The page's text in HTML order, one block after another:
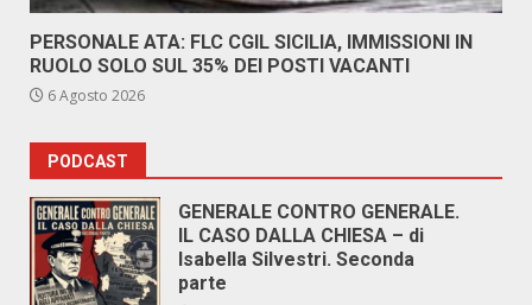
PERSONALE ATA: FLC CGIL SICILIA, IMMISSIONI IN
RUOLO SOLO SUL 35% DEI POSTI VACANTI
6 Agosto 2026
PODCAST
GENERALE CONTRO GENERALE.
IL CASO DALLA CHIESA – di
Isabella Silvestri. Seconda
parte